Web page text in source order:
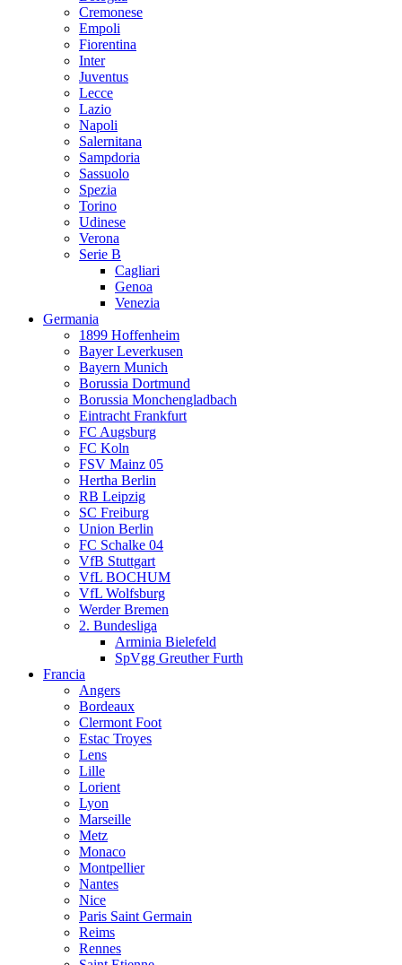
Cremonese
Empoli
Fiorentina
Inter
Juventus
Lecce
Lazio
Napoli
Salernitana
Sampdoria
Sassuolo
Spezia
Torino
Udinese
Verona
Serie B
Cagliari
Genoa
Venezia
Germania
1899 Hoffenheim
Bayer Leverkusen
Bayern Munich
Borussia Dortmund
Borussia Monchengladbach
Eintracht Frankfurt
FC Augsburg
FC Koln
FSV Mainz 05
Hertha Berlin
RB Leipzig
SC Freiburg
Union Berlin
FC Schalke 04
VfB Stuttgart
VfL BOCHUM
VfL Wolfsburg
Werder Bremen
2. Bundesliga
Arminia Bielefeld
SpVgg Greuther Furth
Francia
Angers
Bordeaux
Clermont Foot
Estac Troyes
Lens
Lille
Lorient
Lyon
Marseille
Metz
Monaco
Montpellier
Nantes
Nice
Paris Saint Germain
Reims
Rennes